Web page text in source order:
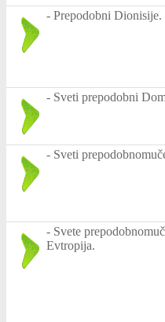
- Prepodobni Dionisije.
- Sveti prepodobni
- Sveti
- Svete
Evtropija.